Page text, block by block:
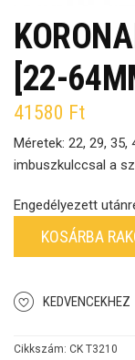
[22-
41580 Ft
Méretek: 22, 29,
imbuszkulccsal a
Engedélyezett
KOSÁRBA
KEDVENCEKHEZ
Cikkszám: CK T3210